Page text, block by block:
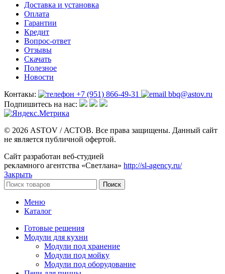
Доставка и установка
Оплата
Гарантии
Кредит
Вопрос-ответ
Отзывы
Скачать
Полезное
Новости
Контакы:
+7 (951) 866-49-31
bbq@astov.ru
Подпишитесь на нас:
© 2026 ASTOV / АСТОВ. Все права защищены. Данный сайт
не является публичной офертой.
Сайт разработан веб-студией
рекламного агентства «Светлана» http://sl-agency.ru/
Закрыть
Поиск
Меню
Каталог
Готовые решения
Модули для кухни
Модули под хранение
Модули под мойку
Модули под оборудование